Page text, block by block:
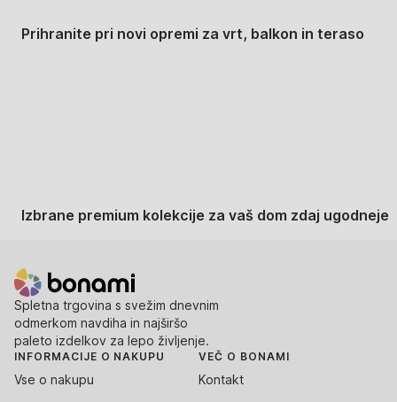
Prihranite pri novi opremi za vrt, balkon in teraso
Izbrane premium kolekcije za vaš dom zdaj ugodneje
Spletna trgovina s svežim dnevnim
odmerkom navdiha in najširšo
paleto izdelkov za lepo življenje.
INFORMACIJE O NAKUPU
Vse o nakupu
VEČ O BONAMI
Kontakt